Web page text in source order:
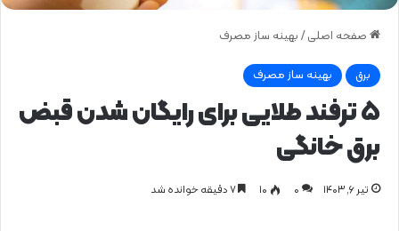
صفحه اصلی / بهینه ساز مصرف
برق بهینه ساز مصرف
۵ ترفند طلایی برای رایگان شدن قبض
برق خانگی
تیر ۶, ۱۴۰۳ 0 ۱۰